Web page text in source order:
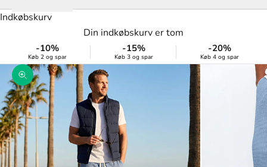
Indkøbskurv
Din indkøbskurv er tom
-10%
Køb 2 og spar
-15%
Køb 3 og spar
-20%
Køb 4 og spar
Zoom